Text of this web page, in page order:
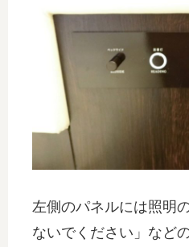
左側のパネルには照明
ないでください」など